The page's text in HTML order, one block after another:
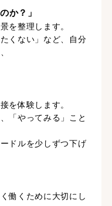
か？」
を整理します。
くない」など、自分
を体験します。
「やってみる」こと
ドルを少しずつ下げ
働くために大切にし